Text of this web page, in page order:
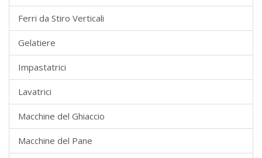
Ferri da Stiro Verticali
Gelatiere
Impastatrici
Lavatrici
Macchine del Ghiaccio
Macchine del Pane